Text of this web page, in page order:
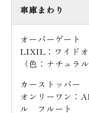
車庫まわり
オーバーゲート
LIXIL：ワイド
（色：ナチュラ
カーストッパー
オンリーワン：
ル フルート